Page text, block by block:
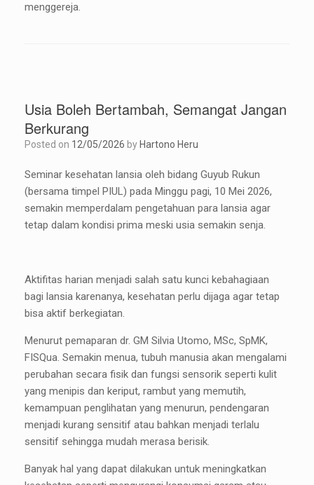
menggereja.
Usia Boleh Bertambah, Semangat Jangan
Berkurang
Posted on 12/05/2026 by Hartono Heru
Seminar kesehatan lansia oleh bidang Guyub Rukun
(bersama timpel PIUL) pada Minggu pagi, 10 Mei 2026,
semakin memperdalam pengetahuan para lansia agar
tetap dalam kondisi prima meski usia semakin senja.
Aktifitas harian menjadi salah satu kunci kebahagiaan
bagi lansia karenanya, kesehatan perlu dijaga agar tetap
bisa aktif berkegiatan.
Menurut pemaparan dr. GM Silvia Utomo, MSc, SpMK,
FISQua. Semakin menua, tubuh manusia akan mengalami
perubahan secara fisik dan fungsi sensorik seperti kulit
yang menipis dan keriput, rambut yang memutih,
kemampuan penglihatan yang menurun, pendengaran
menjadi kurang sensitif atau bahkan menjadi terlalu
sensitif sehingga mudah merasa berisik.
Banyak hal yang dapat dilakukan untuk meningkatkan